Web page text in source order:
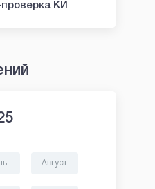
КИ
Август